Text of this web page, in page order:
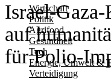
Wirtschaft
Politik
Agrifood
Gesundheit
Tech
Energie, Umwelt &
Verteidigung
Israel-
auf
für Polio-